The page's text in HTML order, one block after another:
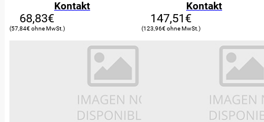
Warenkorb.
Suche:
ERSATZTEILE
Kontakt
68,83€
57,84€
Kontakt
147,51€
123,96€